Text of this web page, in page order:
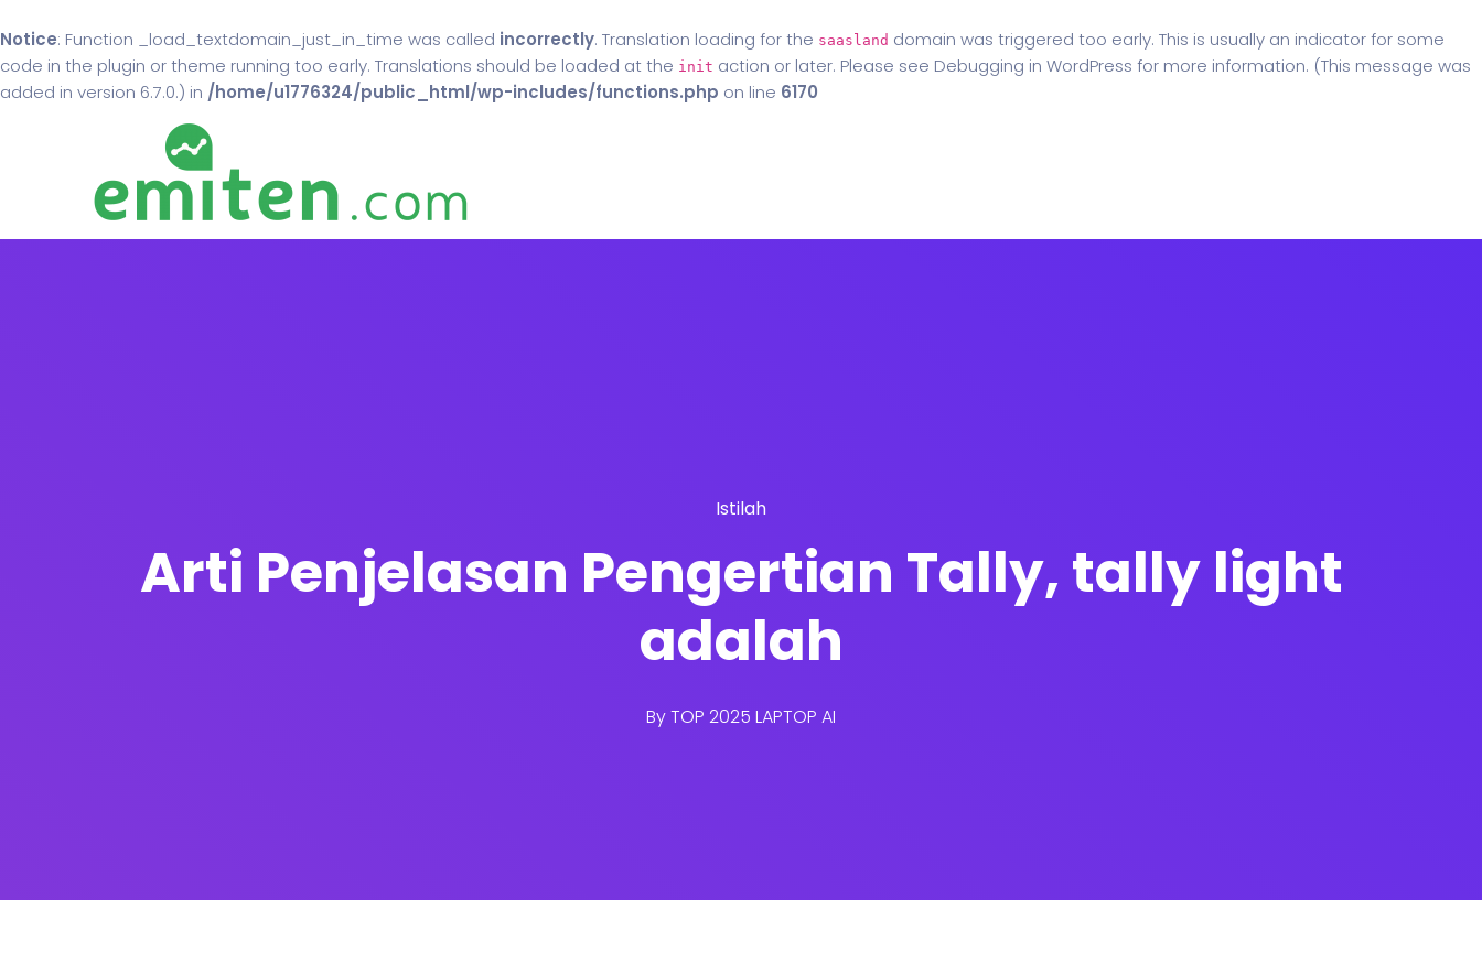
Notice: Function _load_textdomain_just_in_time was called incorrectly. Translation loading for the saasland domain was triggered too early. This is usually an indicator for some
code in the plugin or theme running too early. Translations should be loaded at the init action or later. Please see Debugging in WordPress for more information. (This message was
added in version 6.7.0.) in /home/u1776324/public_html/wp-includes/functions.php on line 6170
Istilah
Arti Penjelasan Pengertian Tally, tally light
adalah
ByTOP 2025 LAPTOP AI